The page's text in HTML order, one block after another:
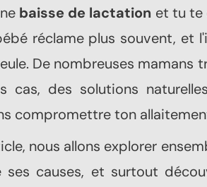
baisse de lactation et tu te
réclame plus souvent, et
De nombreuses
cas, des solutions
compromettre ton
nous allons explorer
ses causes, et surtout